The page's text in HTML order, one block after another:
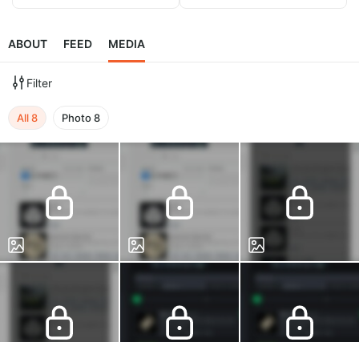
ABOUT FEED MEDIA
Filter
All8 Photo8